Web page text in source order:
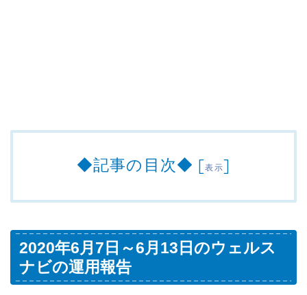
◆記事の目次◆ [表示]
2020年6月7日～6月13日のウェルス
ナビの運用報告